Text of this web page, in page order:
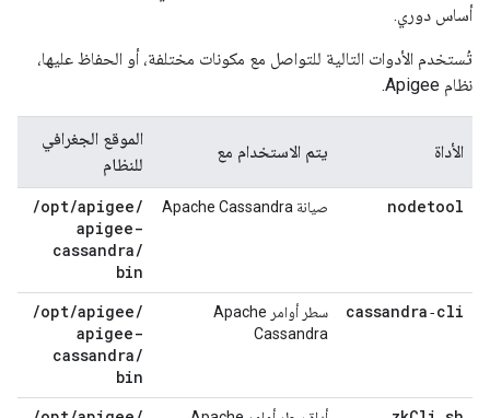
أساس دوري.
تُستخدم الأدوات التالية للتواصل مع مكونات مختلفة، أو الحفاظ عليها،
نظام Apigee.
الأداة يتم الاستخدام مع
الموقع الجغرافي
للنظام
nodetool
صيانة Apache Cassandra /opt/apigee/
apigee-
cassandra/
bin
cassandra‑cli
سطر أوامر Apache
Cassandra
/opt/apigee/
apigee-
cassandra/
bin